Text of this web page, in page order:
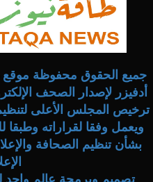
جميع الحقوق محفوظة موقع
أدفيزر لإصدار الصحف
بشأن تنظيم الصحافة
تصميم وبرمجة عالم واحد